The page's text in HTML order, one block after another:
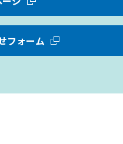
フォーム